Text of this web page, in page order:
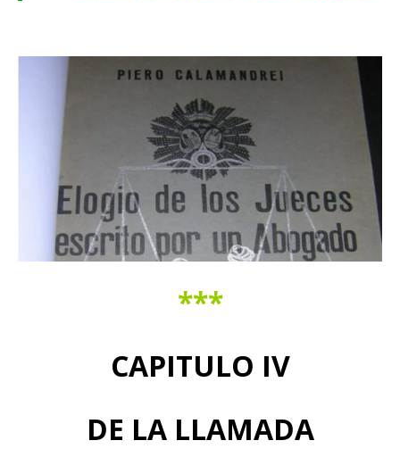
***
CAPITULO IV
DE LA LLAMADA